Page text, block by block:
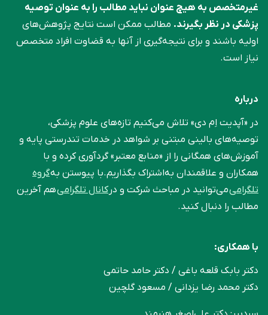
غیرمتخصص به هیچ عنوان نباید مطالب را به عنوان توصیه
پزشکی در نظر بگیرند. مطالب ممکن است نتایج پژوهش‌های
اولیه باشند و برای نتیجه‌گیری از آنها به قضاوت افراد متخصص
نیاز است.
درباره
در «آپدیت اِم دی» تلاش می‌کنیم تازه‌های علوم پزشکی،
توصیه‌های بالینی مبتنی بر شواهد در خدمات تندرستی پایه و
آموزش‌های همگانی را از «منابع معتبر» گردآوری کرده و با
همکاران و علاقمندان به‌اشتراک بگذاریم.با پیوستن بهگروه
تلگرامیمی‌توانید در مباحث شرکت و درکانال تلگرامیهم آخرین
مطالب را دنبال کنید.
با همکاری:
دکتر بابک قلعه‌ باغی / دکتر حامد حاتمی
دکتر محمد رضا یزدانی / مسعود گلچین